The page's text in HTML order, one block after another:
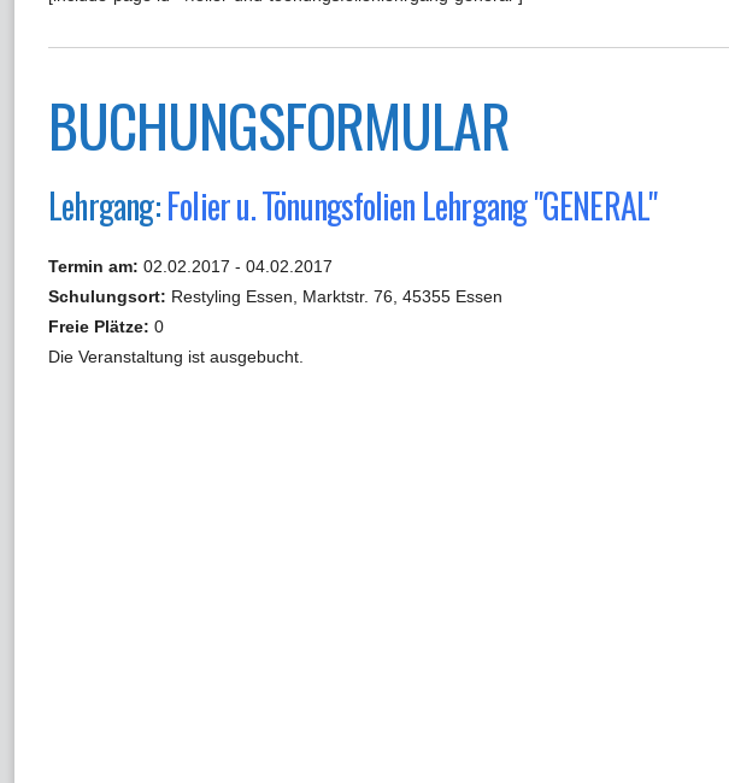
BUCHUNGSFORMULAR
Lehrgang:Folier u. Tönungsfolien Lehrgang "GENERAL"
Termin am: 02.02.2017 - 04.02.2017
Schulungsort: Restyling Essen, Marktstr. 76, 45355 Essen
Freie Plätze: 0
Die Veranstaltung ist ausgebucht.